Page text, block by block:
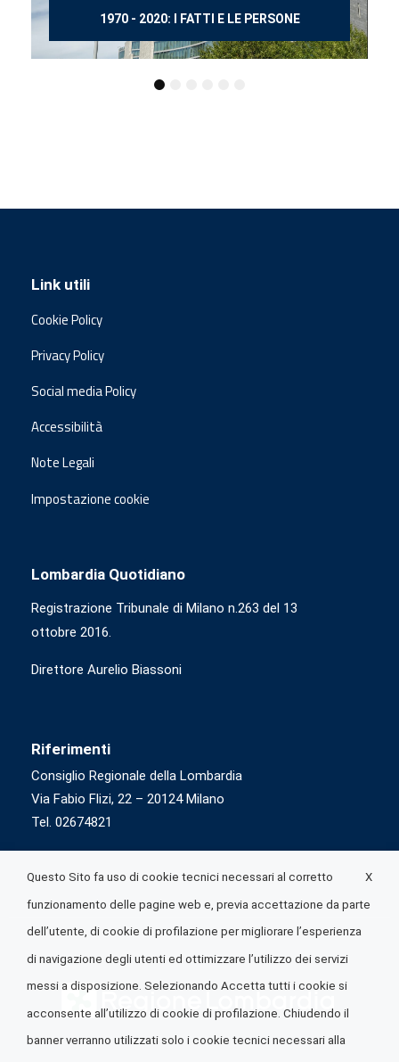
150 ANNI DOPO MANZONI
Link utili
Cookie Policy
Privacy Policy
Social media Policy
Accessibilità
Note Legali
Impostazione cookie
Lombardia Quotidiano
Registrazione Tribunale di Milano n.263 del 13
ottobre 2016.
Direttore Aurelio Biassoni
Riferimenti
Consiglio Regionale della Lombardia
Via Fabio Flizi, 22 – 20124 Milano
Tel. 02674821
X
Questo Sito fa uso di cookie tecnici necessari al corretto
funzionamento delle pagine web e, previa accettazione da parte
dell’utente, di cookie di profilazione per migliorare l’esperienza
di navigazione degli utenti ed ottimizzare l’utilizzo dei servizi
messi a disposizione. Selezionando Accetta tutti i cookie si
acconsente all’utilizzo di cookie di profilazione. Chiudendo il
banner verranno utilizzati solo i cookie tecnici necessari alla